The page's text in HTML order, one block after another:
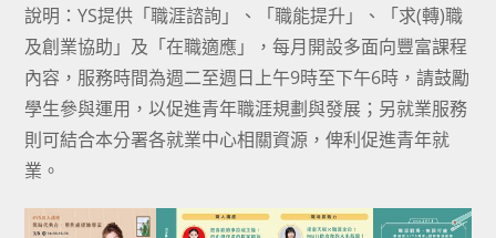
說明：YS提供「職涯諮詢」、「職能提升」、「求(轉)職
及創業協助」及「在職適應」，每月開設多面向豐富課程
內容，服務時間為週二至週日上午9時至下午6時，請鼓勵
學生參與運用，以促進青年職涯規劃與發展；另就業服務
則可結合本分署各就業中心相關資源，俾利促進青年就
業。